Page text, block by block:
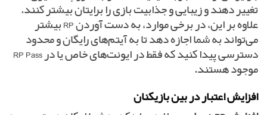
تغییر دهند و زیبایی و جذابیت بازی را برایتان بیشتر کنند.
علاوه بر این، در برخی موارد، به دست آوردن RP بیشتر
می‌تواند به شما اجازه دهد تا به آیتم‌های رایگان و محدود
دسترسی پیدا کنید که فقط در ایونت‌های خاص یا در RP Pass
موجود هستند.
افزایش اعتبار در بین بازیکنان